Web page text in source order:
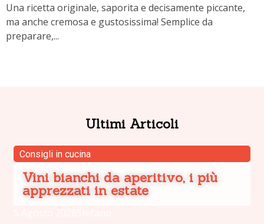
Una ricetta originale, saporita e decisamente piccante,
ma anche cremosa e gustosissima! Semplice da
preparare,...
Ultimi Articoli
Consigli in cucina
Vini bianchi da aperitivo, i più
apprezzati in estate